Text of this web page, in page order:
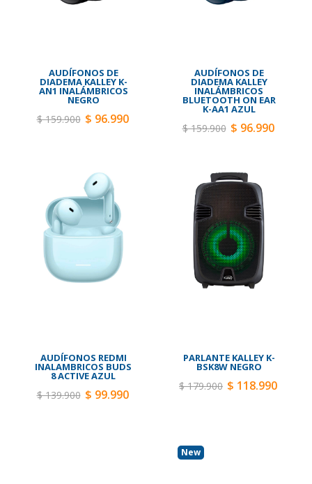
AUDÍFONOS DE
DIADEMA KALLEY K-
AN1 INALÁMBRICOS
NEGRO
$ 159.900 $ 96.990
AUDÍFONOS DE
DIADEMA KALLEY
INALÁMBRICOS
BLUETOOTH ON EAR
K-AA1 AZUL
$ 159.900 $ 96.990
AUDÍFONOS REDMI
INALAMBRICOS BUDS
8 ACTIVE AZUL
$ 139.900 $ 99.990
PARLANTE KALLEY K-
BSK8W NEGRO
$ 179.900 $ 118.990
New